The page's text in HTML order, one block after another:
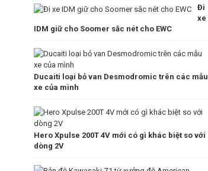
Đi
xe
IDM giữ cho Soomer sắc nét cho EWC
Ducaiti loại bỏ van Desmodromic trên các mẫu
xe của mình
Hero Xpulse 200T 4V mới có gì khác biệt so với
dòng 2V